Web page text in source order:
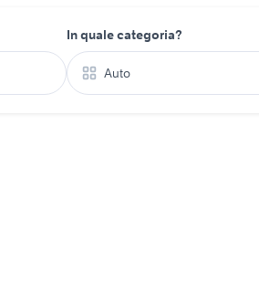
In quale categoria?
Auto